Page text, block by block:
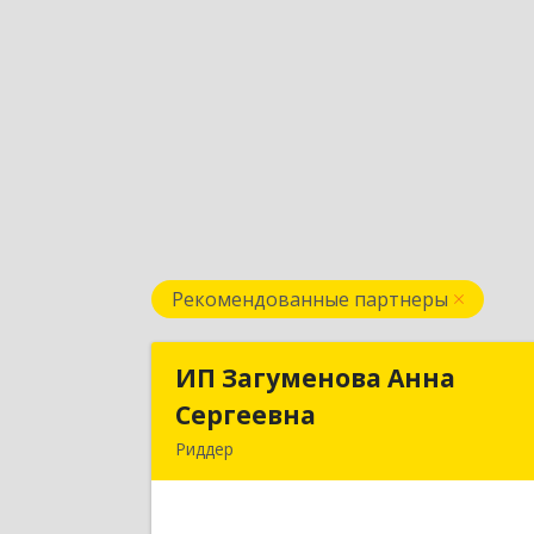
Рекомендованные партнеры
ИП Загуменова Анна
Сергеевна
Риддер
ИП Загуменова Анна